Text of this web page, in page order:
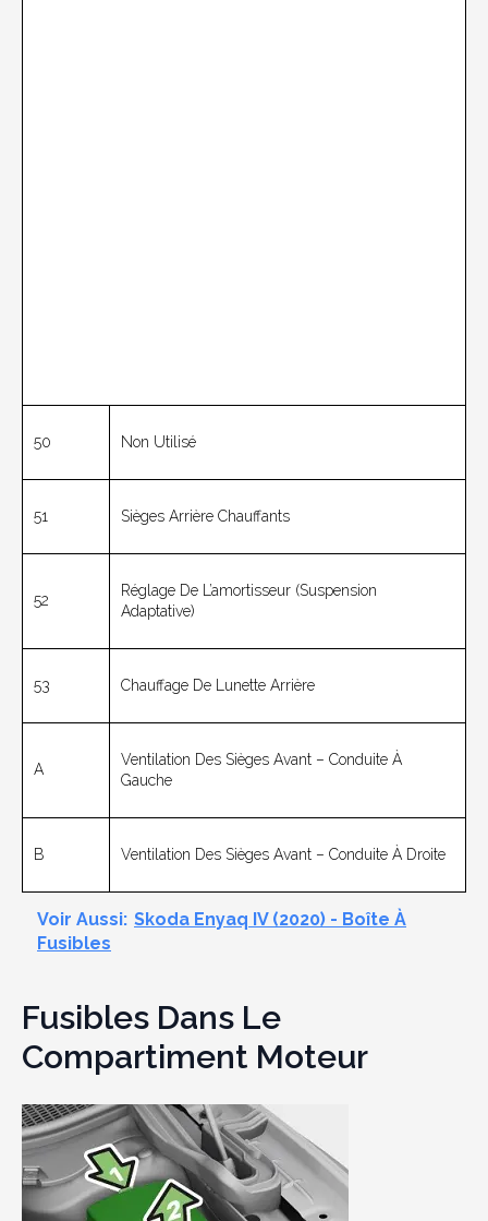
50 Non Utilisé
51 Sièges Arrière Chauffants
52
Réglage De L’amortisseur (suspension
Adaptative)
53 Chauffage De Lunette Arrière
A
Ventilation Des Sièges Avant – Conduite À
Gauche
B Ventilation Des Sièges Avant – Conduite À Droite
Voir Aussi: Skoda Enyaq IV (2020) - Boîte À
Fusibles
Fusibles Dans Le
Compartiment Moteur